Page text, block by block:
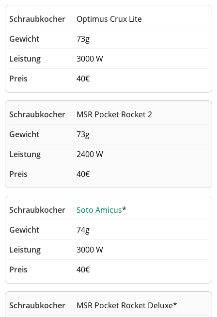
Optimus Crux Lite
73g
3000 W
40€
MSR Pocket Rocket 2
73g
2400 W
40€
Soto Amicus*
74g
3000 W
40€
MSR Pocket Rocket Deluxe*